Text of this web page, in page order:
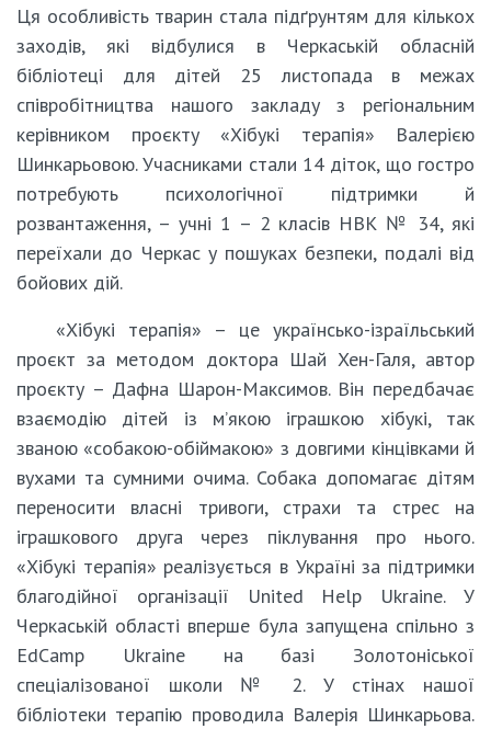
Ця особливість тварин стала підґрунтям для кількох
заходів, які відбулися в Черкаській обласній
бібліотеці для дітей 25 листопада в межах
співробітництва нашого закладу з регіональним
керівником проєкту «Хібукі терапія» Валерією
Шинкарьовою. Учасниками стали 14 діток, що гостро
потребують психологічної підтримки й
розвантаження, – учні 1 – 2 класів НВК № 34, які
переїхали до Черкас у пошуках безпеки, подалі від
бойових дій.
«Хібукі терапія» – це українсько-ізраїльський
проєкт за методом доктора Шай Хен-Галя, автор
проєкту – Дафна Шарон-Максимов. Він передбачає
взаємодію дітей із м’якою іграшкою хібукі, так
званою «собакою-обіймакою» з довгими кінцівками й
вухами та сумними очима. Собака допомагає дітям
переносити власні тривоги, страхи та стрес на
іграшкового друга через піклування про нього.
«Хібукі терапія» реалізується в Україні за підтримки
благодійної організації United Help Ukraine. У
Черкаській області вперше була запущена спільно з
EdCamp Ukraine на базі Золотоніської
спеціалізованої школи № 2. У стінах нашої
бібліотеки терапію проводила Валерія Шинкарьова.